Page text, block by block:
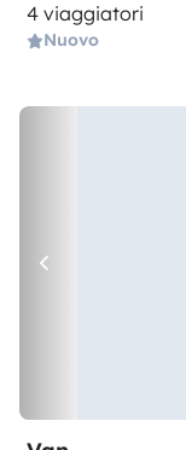
4 viaggiatori
Nuovo